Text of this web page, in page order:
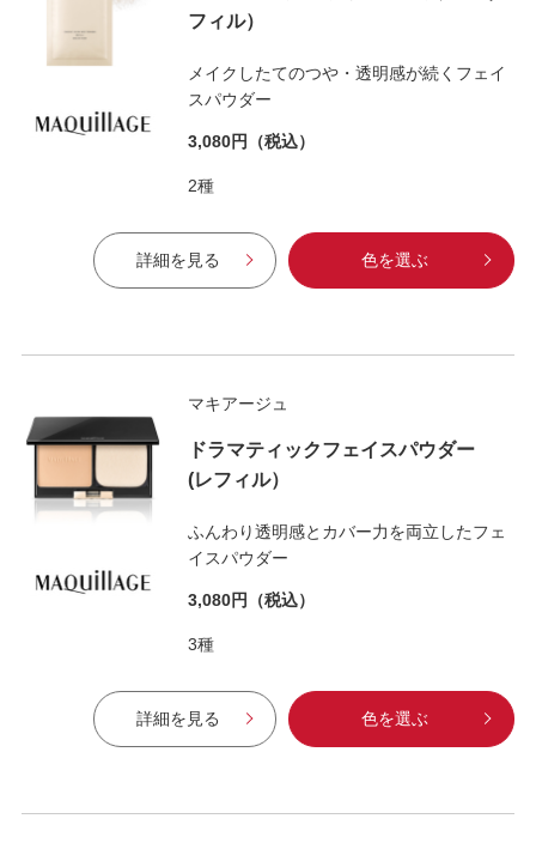
フィル）
メイクしたてのつや・透明感が続くフェイ
スパウダー
3,080円 （税込）
2種
詳細を見る 色を選ぶ
マキアージュ
ドラマティックフェイスパウダー
(レフィル）
ふんわり透明感とカバー力を両立したフェ
イスパウダー
3,080円 （税込）
3種
詳細を見る 色を選ぶ